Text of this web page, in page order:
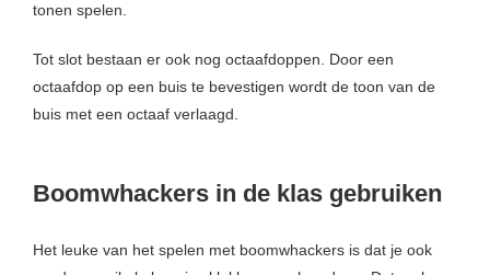
tonen spelen.
Tot slot bestaan er ook nog octaafdoppen. Door een
octaafdop op een buis te bevestigen wordt de toon van de
buis met een octaaf verlaagd.
Boomwhackers in de klas gebruiken
Het leuke van het spelen met boomwhackers is dat je ook